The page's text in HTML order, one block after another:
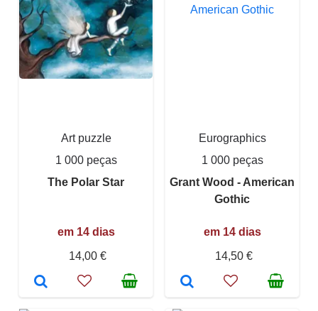
Art puzzle
1 000 peças
The Polar Star
em 14 dias
14,00 €
Eurographics
1 000 peças
Grant Wood - American
Gothic
em 14 dias
14,50 €